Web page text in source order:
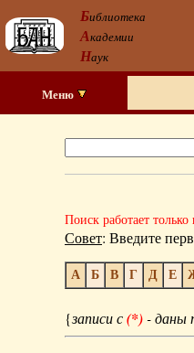
Библиотека
Академии
Наук
Меню
Поиск работает
Совет: Введите
А Б В Г Д Е
{записи с(*)- даны